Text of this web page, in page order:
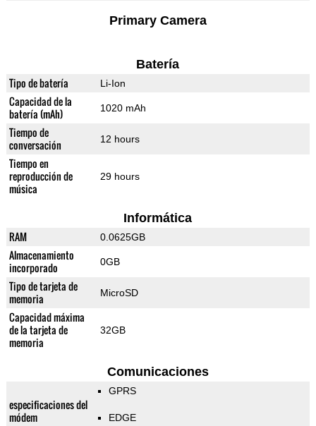
Primary Camera
Batería
Tipo de batería Li-Ion
Capacidad de la
batería (mAh)
1020 mAh
Tiempo de
conversación
12 hours
Tiempo en
reproducción de
música
29 hours
Informática
RAM 0.0625GB
Almacenamiento
incorporado
0GB
Tipo de tarjeta de
memoria
MicroSD
Capacidad máxima
de la tarjeta de
memoria
32GB
Comunicaciones
especificaciones del
módem
GPRS
EDGE